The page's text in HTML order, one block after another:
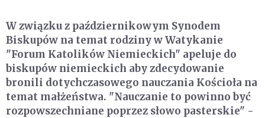
W związku z październikowym Synodem
Biskupów na temat rodziny w Watykanie
"Forum Katolików Niemieckich" apeluje do
biskupów niemieckich aby zdecydowanie
bronili dotychczasowego nauczania Kościoła na
temat małżeństwa. "Nauczanie to powinno być
rozpowszechniane poprzez słowo pasterskie" -